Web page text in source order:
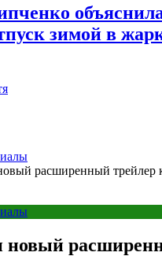
зимой в
расширенный трейлер
новый